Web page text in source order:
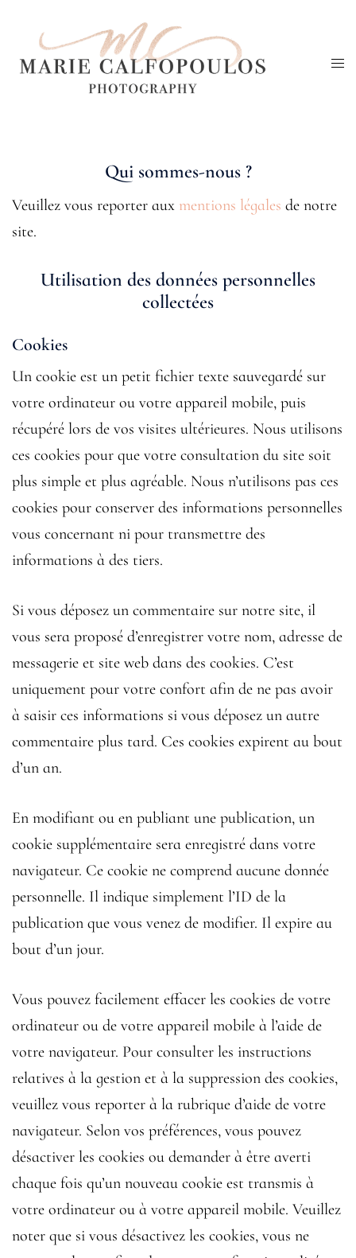
contenu
Qui sommes-nous ?
Veuillez vous reporter aux mentions légales de notre
site.
Utilisation des données personnelles
collectées
Cookies
Un cookie est un petit fichier texte sauvegardé sur
votre ordinateur ou votre appareil mobile, puis
récupéré lors de vos visites ultérieures. Nous utilisons
ces cookies pour que votre consultation du site soit
plus simple et plus agréable. Nous n’utilisons pas ces
cookies pour conserver des informations personnelles
vous concernant ni pour transmettre des
informations à des tiers.
Si vous déposez un commentaire sur notre site, il
vous sera proposé d’enregistrer votre nom, adresse de
messagerie et site web dans des cookies. C’est
uniquement pour votre confort afin de ne pas avoir
à saisir ces informations si vous déposez un autre
commentaire plus tard. Ces cookies expirent au bout
d’un an.
En modifiant ou en publiant une publication, un
cookie supplémentaire sera enregistré dans votre
navigateur. Ce cookie ne comprend aucune donnée
personnelle. Il indique simplement l’ID de la
publication que vous venez de modifier. Il expire au
bout d’un jour.
Vous pouvez facilement effacer les cookies de votre
ordinateur ou de votre appareil mobile à l’aide de
votre navigateur. Pour consulter les instructions
relatives à la gestion et à la suppression des cookies,
veuillez vous reporter à la rubrique d’aide de votre
navigateur. Selon vos préférences, vous pouvez
désactiver les cookies ou demander à être averti
chaque fois qu’un nouveau cookie est transmis à
votre ordinateur ou à votre appareil mobile. Veuillez
noter que si vous désactivez les cookies, vous ne